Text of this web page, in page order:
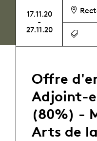
17.11.20
-
27.11.20
Offre
Adjoint-
(80%) -
Arts de